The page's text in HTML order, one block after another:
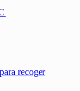
recoger